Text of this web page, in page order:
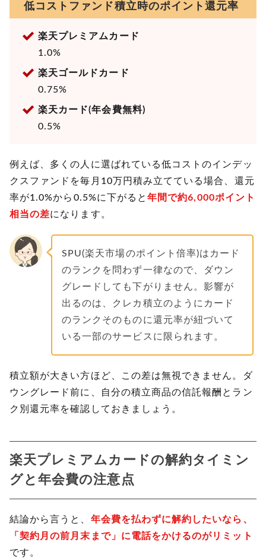
低コストファンド積立時のポイント還元率
楽天プレミアムカード
1.0%
楽天ゴールドカード
0.75%
楽天カード(年会費無料)
0.5%
例えば、多くの人に選ばれている低コストのインデッ
クスファンドを毎月10万円積み立てている場合、還元
率が1.0%から0.5%に下がると年間で約6,000ポイント
相当の差になります。
SPU(楽天市場のポイント倍率)はカード
のランクを問わず一律なので、ダウン
グレードしても下がりません。影響が
出るのは、クレカ積立のようにカード
のランクそのものに還元率が紐づいて
いる一部のサービスに限られます。
積立額が大きい方ほど、この差は無視できません。ダ
ウングレード前に、自分の積立商品の信託報酬とラン
ク別還元率を確認しておきましょう。
楽天プレミアムカードの解約タイミン
グと年会費の注意点
結論から言うと、 年会費を払わずに解約したいなら、
「契約月の前月末まで」に電話をかけるのがリミット
です。